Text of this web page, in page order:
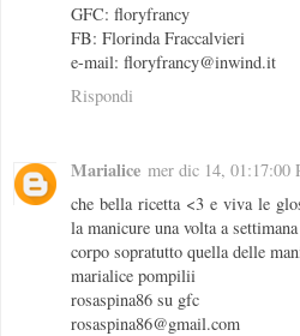
GFC: floryfrancy
FB: Florinda Fraccalvieri
e-mail: floryfrancy@inwind.it
Rispondi
Marialice mer dic 14, 01:17:00
che bella ricetta <3 e viva le
la manicure una volta a
corpo sopratutto quella delle
marialice pompilii
rosaspina86 su gfc
rosaspina86@gmail.com